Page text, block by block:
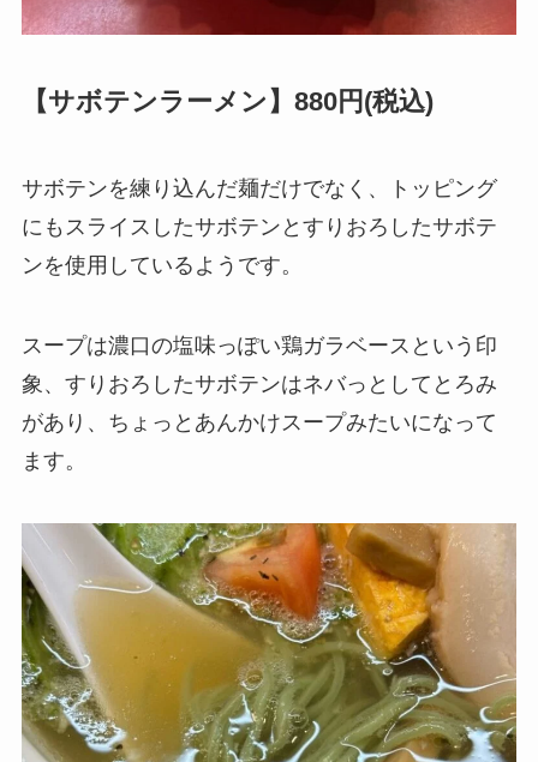
【サボテンラーメン】880円(税込)
サボテンを練り込んだ麺だけでなく、トッピング
にもスライスしたサボテンとすりおろしたサボテ
ンを使用しているようです。
スープは濃口の塩味っぽい鶏ガラベースという印
象、すりおろしたサボテンはネバっとしてとろみ
があり、ちょっとあんかけスープみたいになって
ます。